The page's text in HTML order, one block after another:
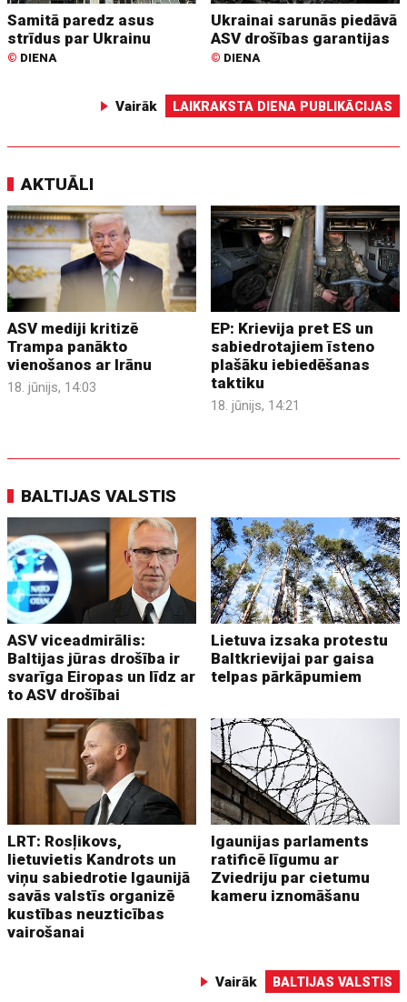
Samitā paredz asus
strīdus par Ukrainu
© DIENA
Ukrainai sarunās piedāvā
ASV drošības garantijas
© DIENA
Vairāk LAIKRAKSTA DIENA PUBLIKĀCIJAS
AKTUĀLI
ASV mediji kritizē
Trampa panākto
vienošanos ar Irānu
18. jūnijs, 14:03
EP: Krievija pret ES un
sabiedrotajiem īsteno
plašāku iebiedēšanas
taktiku
18. jūnijs, 14:21
BALTIJAS VALSTIS
ASV viceadmirālis:
Baltijas jūras drošība ir
svarīga Eiropas un līdz ar
to ASV drošībai
Lietuva izsaka protestu
Baltkrievijai par gaisa
telpas pārkāpumiem
LRT: Rosļikovs,
lietuvietis Kandrots un
viņu sabiedrotie Igaunijā
savās valstīs organizē
kustības neuzticības
vairošanai
Igaunijas parlaments
ratificē līgumu ar
Zviedriju par cietumu
kameru iznomāšanu
Vairāk BALTIJAS VALSTIS